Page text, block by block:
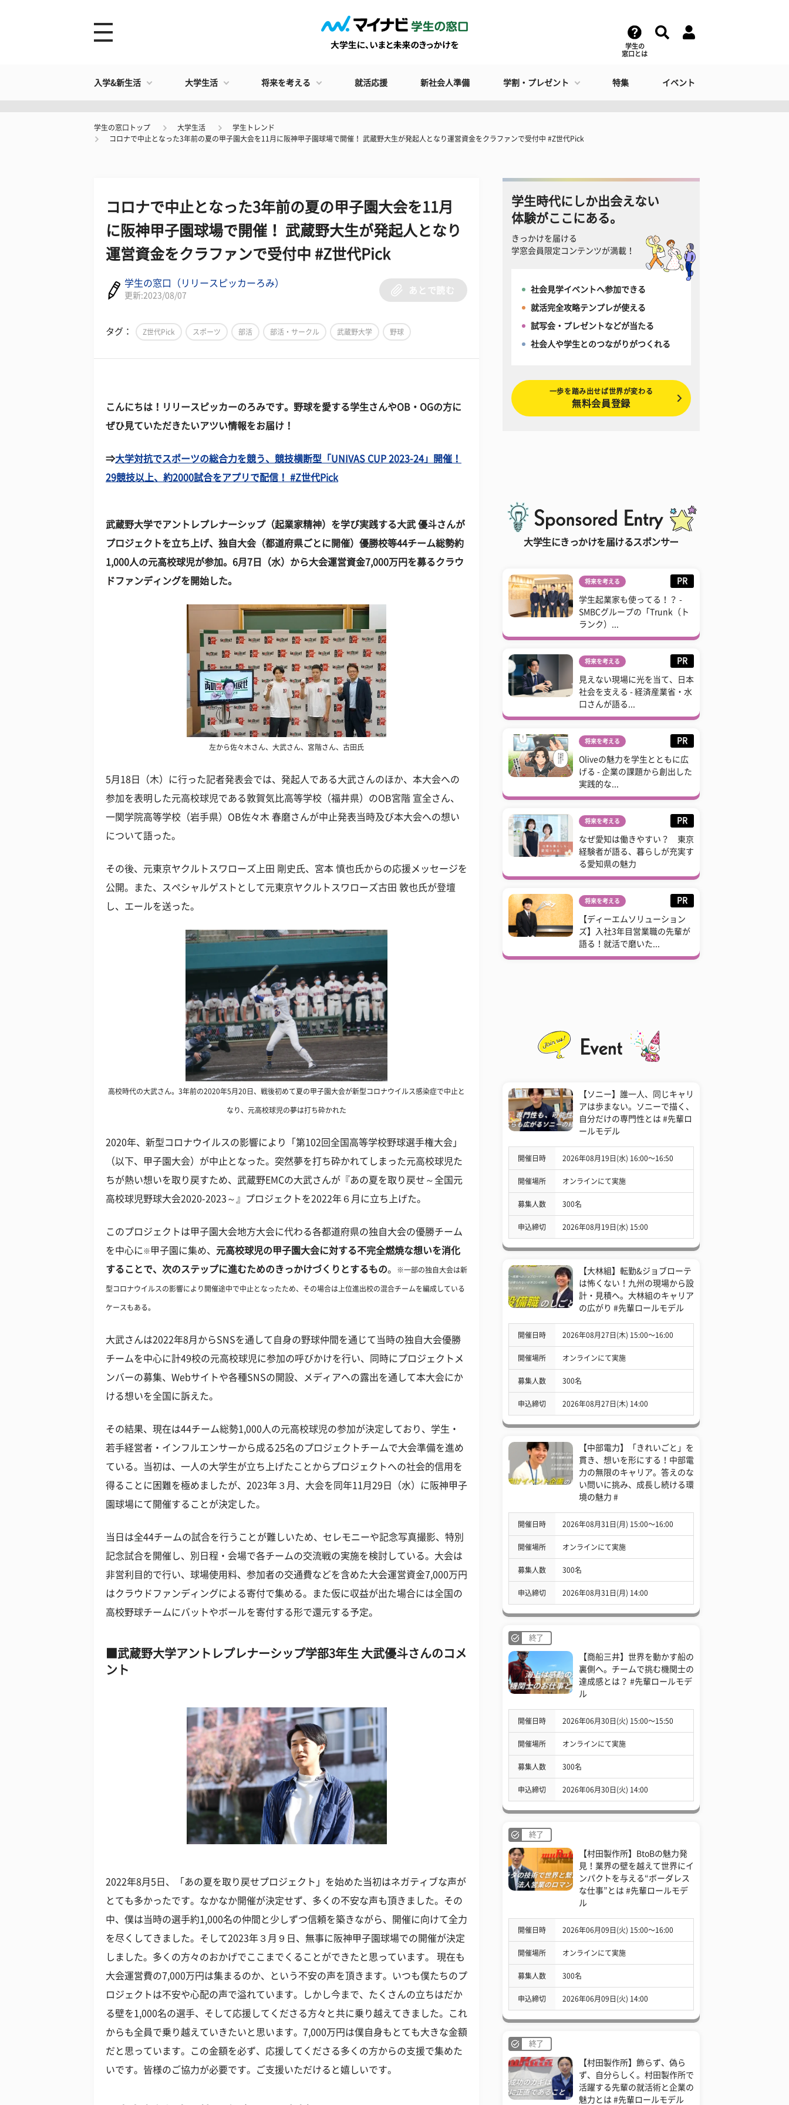
学生の
窓口とは
入学&新生活 大学生活 将来を考える 就活応援 新社会人準備 学割・プレゼント 特集 イベント
学生の窓口トップ 大学生活
学生トレンド
コロナで中止となった3年前の夏の甲子園大会を11月に阪神甲子園球場で開催！ 武蔵野大生が発起人となり運営資金をクラファンで受付中 #Z世代Pick
コロナで中止となった3年前の夏の甲子園大会を11月
に阪神甲子園球場で開催！ 武蔵野大生が発起人となり
運営資金をクラファンで受付中 #Z世代Pick
学生の窓口（リリースピッカーろみ）
更新:2023/08/07
あとで読む
タグ： Z世代Pick スポーツ 部活 部活・サークル 武蔵野大学 野球
こんにちは！リリースピッカーのろみです。野球を愛する学生さんやOB・OGの方に
ぜひ見ていただきたいアツい情報をお届け！
⇒大学対抗でスポーツの総合力を競う、競技横断型「UNIVAS CUP 2023-24」開催！
29競技以上、約2000試合をアプリで配信！ #Z世代Pick
武蔵野大学でアントレプレナーシップ（起業家精神）を学び実践する大武 優斗さんが
プロジェクトを立ち上げ、独自大会（都道府県ごとに開催）優勝校等44チーム総勢約
1,000人の元高校球児が参加。6月7日（水）から大会運営資金7,000万円を募るクラウ
ドファンディングを開始した。
左から佐々木さん、大武さん、宮階さん、古田氏
5月18日（木）に行った記者発表会では、発起人である大武さんのほか、本大会への
参加を表明した元高校球児である敦賀気比高等学校（福井県）のOB宮階 宣全さん、
一関学院高等学校（岩手県）OB佐々木 春磨さんが中止発表当時及び本大会への想い
について語った。
その後、元東京ヤクルトスワローズ上田 剛史氏、宮本 慎也氏からの応援メッセージを
公開。また、スペシャルゲストとして元東京ヤクルトスワローズ古田 敦也氏が登壇
し、エールを送った。
高校時代の大武さん。3年前の2020年5月20日、戦後初めて夏の甲子園大会が新型コロナウイルス感染症で中止と
なり、元高校球児の夢は打ち砕かれた
2020年、新型コロナウイルスの影響により「第102回全国高等学校野球選手権大会」
（以下、甲子園大会）が中止となった。突然夢を打ち砕かれてしまった元高校球児た
ちが熱い想いを取り戻すため、武蔵野EMCの大武さんが『あの夏を取り戻せ～全国元
高校球児野球大会2020-2023～』プロジェクトを2022年６月に立ち上げた。
このプロジェクトは甲子園大会地方大会に代わる各都道府県の独自大会の優勝チーム
を中心に※ 甲子園に集め、 元高校球児の甲子園大会に対する不完全燃焼な想いを消化
することで、次のステップに進むためのきっかけづくりとするもの。 ※一部の独自大会は新
型コロナウイルスの影響により開催途中で中止となったため、その場合は上位進出校の混合チームを編成している
ケースもある。
大武さんは2022年8月からSNSを通して自身の野球仲間を通じて当時の独自大会優勝
チームを中心に計49校の元高校球児に参加の呼びかけを行い、同時にプロジェクトメ
ンバーの募集、Webサイトや各種SNSの開設、メディアへの露出を通して本大会にか
ける想いを全国に訴えた。
その結果、現在は44チーム総勢1,000人の元高校球児の参加が決定しており、学生・
若手経営者・インフルエンサーから成る25名のプロジェクトチームで大会準備を進め
ている。当初は、一人の大学生が立ち上げたことからプロジェクトへの社会的信用を
得ることに困難を極めましたが、2023年３月、大会を同年11月29日（水）に阪神甲子
園球場にて開催することが決定した。
当日は全44チームの試合を行うことが難しいため、セレモニーや記念写真撮影、特別
記念試合を開催し、別日程・会場で各チームの交流戦の実施を検討している。大会は
非営利目的で行い、球場使用料、参加者の交通費などを含めた大会運営資金7,000万円
はクラウドファンディングによる寄付で集める。また仮に収益が出た場合には全国の
高校野球チームにバットやボールを寄付する形で還元する予定。
武蔵野大学アントレプレナーシップ学部3年生 大武優斗さんのコメ
ント
2022年8月5日、「あの夏を取り戻せプロジェクト」を始めた当初はネガティブな声が
とても多かったです。なかなか開催が決定せず、多くの不安な声も頂きました。その
中、僕は当時の選手約1,000名の仲間と少しずつ信頼を築きながら、開催に向けて全力
を尽くしてきました。そして2023年３月９日、無事に阪神甲子園球場での開催が決定
しました。多くの方々のおかげでここまでくることができたと思っています。 現在も
大会運営費の7,000万円は集まるのか、という不安の声を頂きます。いつも僕たちのプ
ロジェクトは不安や心配の声で溢れています。しかし今まで、たくさんの立ちはだか
る壁を1,000名の選手、そして応援してくださる方々と共に乗り越えてきました。これ
からも全員で乗り越えていきたいと思います。7,000万円は僕自身もとても大きな金額
だと思っています。この金額を必ず、応援してくださる多くの方からの支援で集めた
いです。皆様のご協力が必要です。ご支援いただけると嬉しいです。
学生時代にしか出会えない
体験がここにある。
きっかけを届ける
学窓会員限定コンテンツが満載！
社会見学イベントへ参加できる
就活完全攻略テンプレが使える
試写会・プレゼントなどが当たる
社会人や学生とのつながりがつくれる
一歩を踏み出せば世界が変わる
無料会員登録
大学生にきっかけを届けるスポンサー
将来を考える PR
学生起業家も使ってる！？ -
SMBCグループの「Trunk（ト
ランク）...
将来を考える PR
見えない現場に光を当て、日本
社会を支える - 経済産業省・水
口さんが語る...
将来を考える PR
Oliveの魅力を学生とともに広
げる - 企業の課題から創出した
実践的な...
将来を考える PR
なぜ愛知は働きやすい？ 東京
経験者が語る、暮らしが充実す
る愛知県の魅力
将来を考える PR
【ディーエムソリューション
ズ】入社3年目営業職の先輩が
語る！就活で磨いた...
【ソニー】誰一人、同じキャリ
アは歩まない。ソニーで描く、
自分だけの専門性とは #先輩ロ
ールモデル
開催日時 2026年08月19日(水) 16:00〜16:50
開催場所 オンラインにて実施
募集人数 300名
申込締切 2026年08月19日(水) 15:00
【大林組】転勤&ジョブローテ
は怖くない！九州の現場から設
計・見積へ。大林組のキャリア
の広がり #先輩ロールモデル
開催日時 2026年08月27日(木) 15:00〜16:00
開催場所 オンラインにて実施
募集人数 300名
申込締切 2026年08月27日(木) 14:00
【中部電力】「きれいごと」を
貫き、想いを形にする！中部電
力の無限のキャリア。答えのな
い問いに挑み、成長し続ける環
境の魅力 #
開催日時 2026年08月31日(月) 15:00〜16:00
開催場所 オンラインにて実施
募集人数 300名
申込締切 2026年08月31日(月) 14:00
終了
【商船三井】世界を動かす船の
裏側へ。チームで挑む機関士の
達成感とは？ #先輩ロールモデ
ル
開催日時 2026年06月30日(火) 15:00〜15:50
開催場所 オンラインにて実施
募集人数 300名
申込締切 2026年06月30日(火) 14:00
終了
【村田製作所】BtoBの魅力発
見！業界の壁を越えて世界にイ
ンパクトを与える“ボーダレス
な仕事”とは #先輩ロールモデ
ル
開催日時 2026年06月09日(火) 15:00〜16:00
開催場所 オンラインにて実施
募集人数 300名
申込締切 2026年06月09日(火) 14:00
終了
【村田製作所】飾らず、偽ら
ず、自分らしく。村田製作所で
活躍する先輩の就活術と企業の
魅力とは #先輩ロールモデル